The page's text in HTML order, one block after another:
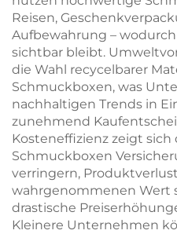
Reisen,
Aufbewahrung –
sichtbar bleibt.
die Wahl recycelbarer
Schmuckboxen, was
nachhaltigen Trends in
zunehmend
Kosteneffizienz zeigt sich
Schmuckboxen
verringern,
wahrgenommenen Wert
drastische
Kleinere Unternehmen